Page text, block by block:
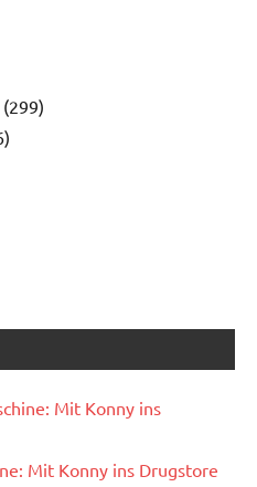
(299)
Mit Konny ins
Mit Konny ins Drugstore